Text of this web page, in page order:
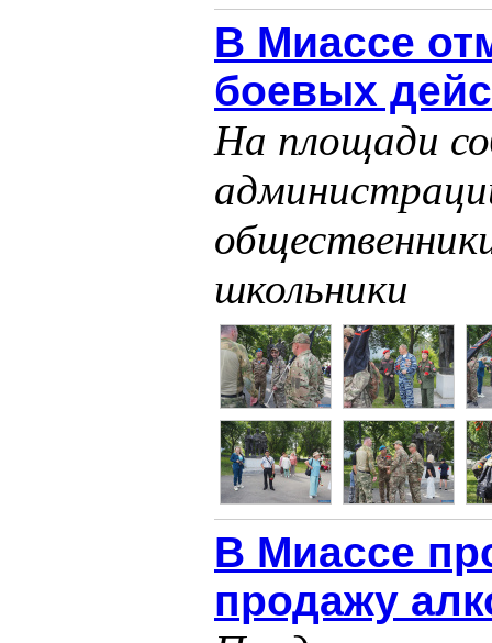
В Миассе
боевых
На площади
школьники
В Миассе
продажу